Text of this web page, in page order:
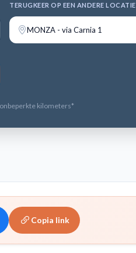
TERUGKEER OP EEN ANDERE LOCATIE
MONZA - via Carnia 1
kilometers*
Copia link